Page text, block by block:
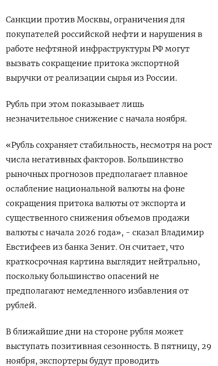
Санкции против Москвы, ограничения для
покупателей российской нефти и нарушения в
работе нефтяной инфраструктуры РФ могут
вызвать сокращение притока экспортной
выручки от реализации сырья из России.
Рубль при этом показывает лишь
незначительное снижение с начала ноября.
«Рубль сохраняет стабильность, несмотря на рост
числа негативных факторов. Большинство
рыночных прогнозов предполагает плавное
ослабление национальной валюты на фоне
сокращения притока валюты от экспорта и
существенного снижения объемов продажи
валюты с начала 2026 года», - сказал Владимир
Евстифеев из банка Зенит. Он считает, что
краткосрочная картина выглядит нейтрально,
поскольку большинство опасений не
предполагают немедленного избавления от
рублей.
В ближайшие дни на стороне рубля может
выступать позитивная сезонность. В пятницу, 29
ноября, экспортеры будут проводить